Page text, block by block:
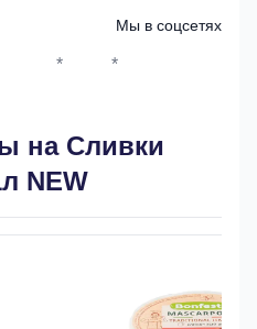
Мы в соцсетях
* *
на Сливки
NEW